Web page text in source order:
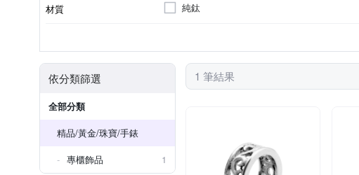
材質 純鈦
依分類篩選
全部分類
精品/黃金/珠寶/手錶
專櫃飾品
1
1 筆結果